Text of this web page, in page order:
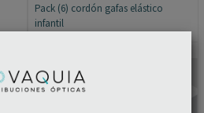
Pack (6) cordón gafas elástico
infantil